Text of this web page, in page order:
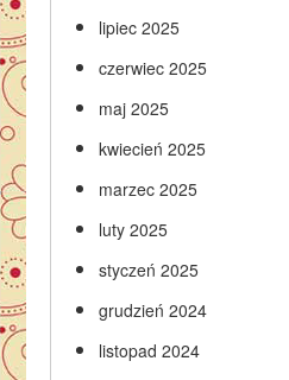
lipiec 2025
czerwiec 2025
maj 2025
kwiecień 2025
marzec 2025
luty 2025
styczeń 2025
grudzień 2024
listopad 2024